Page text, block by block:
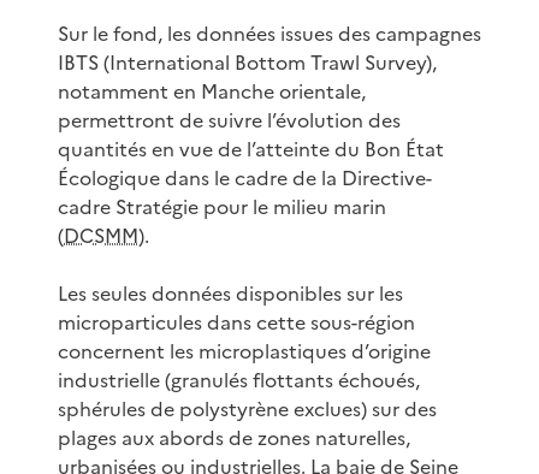
Sur le fond, les données issues des campagnes
IBTS (International Bottom Trawl Survey),
notamment en Manche orientale,
permettront de suivre l’évolution des
quantités en vue de l’atteinte du Bon État
Écologique dans le cadre de la Directive-
cadre Stratégie pour le milieu marin
(DCSMM).
Les seules données disponibles sur les
microparticules dans cette sous-région
concernent les microplastiques d’origine
industrielle (granulés flottants échoués,
sphérules de polystyrène exclues) sur des
plages aux abords de zones naturelles,
urbanisées ou industrielles. La baie de Seine